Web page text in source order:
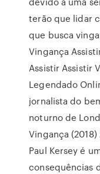
terão que lidar
que busca
Vingança
Assistir Assistir
Legendado
jornalista do
noturno de
Vingança
Paul Kersey é
consequências